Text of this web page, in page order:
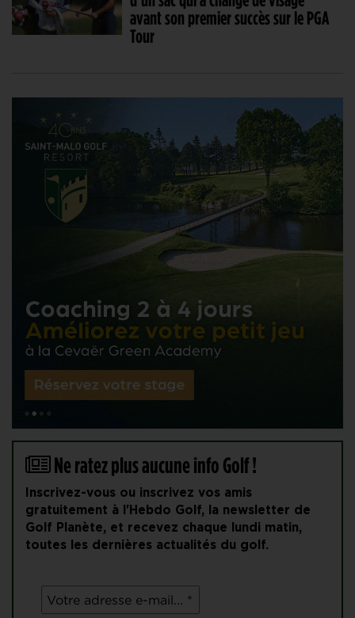
avant son premier succès sur le PGA
Tour
Ne ratez plus aucune info Golf !
Inscrivez-vous ou inscrivez vos amis
gratuitement à l'Hebdo Golf, la newsletter de
Golf Planète, et recevez chaque lundi matin,
toutes les dernières actualités du golf.